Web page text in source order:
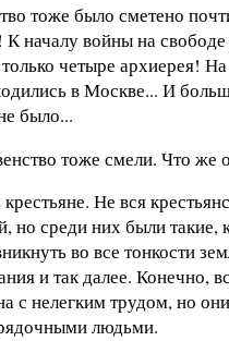
тоже было сметено
началу войны на свободе
только четыре архиерея!
в Москве... И
было...
тоже смели. Что же
Не вся
но среди них были такие,
во все тонкости
и так далее. Конечно,
с нелегким трудом, но
людьми.